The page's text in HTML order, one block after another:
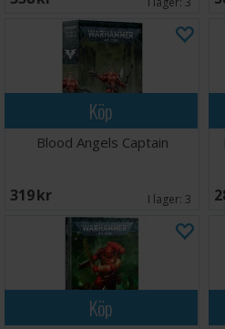
Köp
Blood Angels Captain
319 SEK I lager: 3
Köp